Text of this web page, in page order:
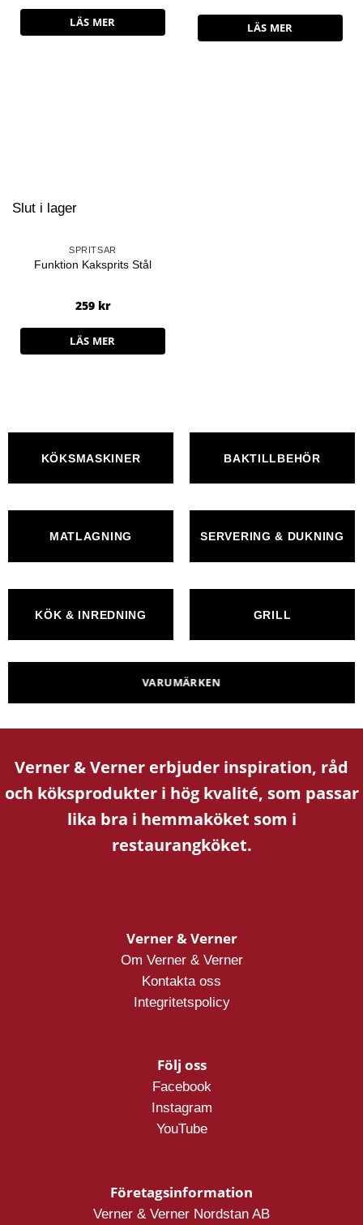
LÄS MER LÄS MER
Slut i lager
SPRITSAR
Funktion Kaksprits Stål
259 kr
LÄS MER
KÖKSMASKINER BAKTILLBEHÖR
MATLAGNING SERVERING & DUKNING
KÖK & INREDNING GRILL
VARUMÄRKEN
Verner & Verner erbjuder inspiration, råd
och köksprodukter i hög kvalité, som passar
lika bra i hemmaköket som i
restaurangköket.
Verner & Verner
Om Verner & Verner
Kontakta oss
Integritetspolicy
Följ oss
Facebook
Instagram
YouTube
Företagsinformation
Verner & Verner Nordstan AB